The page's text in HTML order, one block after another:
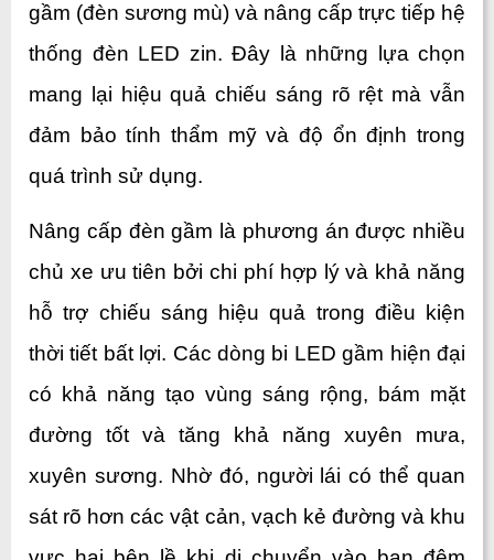
gầm (đèn sương mù) và nâng cấp trực tiếp hệ
thống đèn LED zin. Đây là những lựa chọn
mang lại hiệu quả chiếu sáng rõ rệt mà vẫn
đảm bảo tính thẩm mỹ và độ ổn định trong
quá trình sử dụng.
Nâng cấp đèn gầm là phương án được nhiều
chủ xe ưu tiên bởi chi phí hợp lý và khả năng
hỗ trợ chiếu sáng hiệu quả trong điều kiện
thời tiết bất lợi. Các dòng bi LED gầm hiện đại
có khả năng tạo vùng sáng rộng, bám mặt
đường tốt và tăng khả năng xuyên mưa,
xuyên sương. Nhờ đó, người lái có thể quan
sát rõ hơn các vật cản, vạch kẻ đường và khu